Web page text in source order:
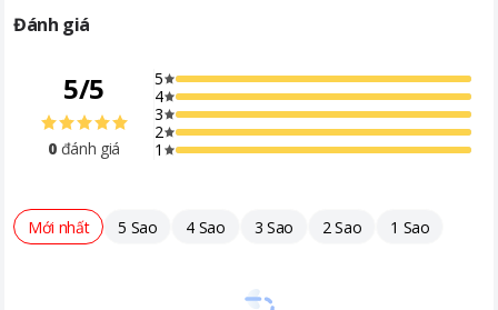
Đánh giá
5/5
0 đánh giá
5
4
3
2
1
Mới nhất 5 Sao 4 Sao 3 Sao 2 Sao 1 Sao